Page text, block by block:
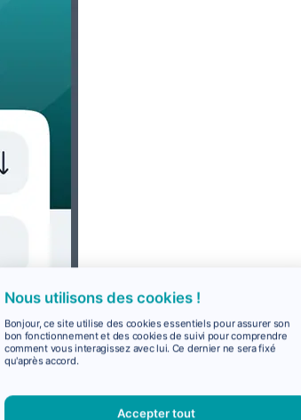
Nous utilisons des cookies !
Bonjour, ce site utilise des cookies essentiels pour assurer son
bon fonctionnement et des cookies de suivi pour comprendre
comment vous interagissez avec lui. Ce dernier ne sera fixé
qu'après accord.
Accepter tout